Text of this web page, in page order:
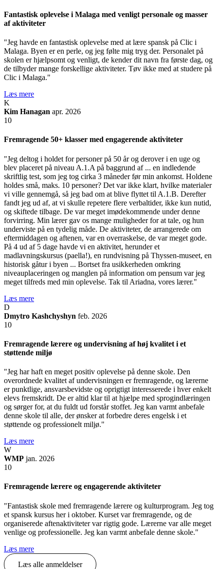
Fantastisk oplevelse i Malaga med venligt personale og masser
af aktiviteter
"Jeg havde en fantastisk oplevelse med at lære spansk på Clic i
Malaga. Byen er en perle, og jeg følte mig tryg der. Personalet på
skolen er hjælpsomt og venligt, de kender dit navn fra første dag, og
de tilbyder mange forskellige aktiviteter. Tøv ikke med at studere på
Clic i Malaga."
Læs mere
K
Kim Hanagan apr. 2026
10
Fremragende 50+ klasser med engagerende aktiviteter
"Jeg deltog i holdet for personer på 50 år og derover i en uge og
blev placeret på niveau A.1.A på baggrund af ... en indledende
skriftlig test, som jeg tog cirka 3 måneder før min ankomst. Holdene
holdes små, maks. 10 personer? Det var ikke klart, hvilke materialer
vi ville gennemgå, så jeg bad om at blive flyttet til A.1.B. Derefter
fandt jeg ud af, at vi skulle repetere flere verbaltider, ikke kun nutid,
og skiftede tilbage. De var meget imødekommende under denne
forvirring. Min lærer gav os mange muligheder for at tale, og hun
underviste på en tydelig måde. De aktiviteter, de arrangerede om
eftermiddagen og aftenen, var en overraskelse, de var meget gode.
På 4 ud af 5 dage havde vi en aktivitet, herunder et
madlavningskursus (paella!), en rundvisning på Thyssen-museet, en
historisk gåtur i byen ... Bortset fra usikkerheden omkring
niveauplaceringen og manglen på information om pensum var jeg
meget tilfreds med min oplevelse. Tak til Ariadna, vores lærer."
Læs mere
D
Dmytro Kashchyshyn feb. 2026
10
Fremragende lærere og undervisning af høj kvalitet i et
støttende miljø
"Jeg har haft en meget positiv oplevelse på denne skole. Den
overordnede kvalitet af undervisningen er fremragende, og lærerne
er punktlige, ansvarsbevidste og oprigtigt interesserede i hver enkelt
elevs fremskridt. De er altid klar til at hjælpe med sprogindlæringen
og sørger for, at du fuldt ud forstår stoffet. Jeg kan varmt anbefale
denne skole til alle, der ønsker at forbedre deres engelsk i et
støttende og professionelt miljø."
Læs mere
W
WMP jan. 2026
10
Fremragende lærere og engagerende aktiviteter
"Fantastisk skole med fremragende lærere og kulturprogram. Jeg tog
et spansk kursus her i oktober. Kurset var fremragende, og de
organiserede aftenaktiviteter var rigtig gode. Lærerne var alle meget
venlige og professionelle. Jeg kan varmt anbefale denne skole."
Læs mere
Læs alle anmeldelser